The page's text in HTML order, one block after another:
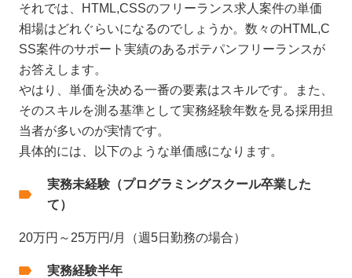
それでは、HTML,CSSのフリーランス求人案件の単価
相場はどれぐらいになるのでしょうか。数々のHTML,C
SS案件のサポート実績のあるポテパンフリーランスが
お答えします。
やはり、単価を決める一番の要素はスキルです。また、
そのスキルを測る基準として実務経験年数を見る採用担
当者が多いのが実情です。
具体的には、以下のような単価感になります。
実務未経験（プログラミングスクール卒業した
て）
20万円～25万円/月（週5日勤務の場合）
実務経験半年